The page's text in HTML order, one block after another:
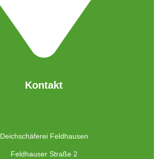
Kontakt
Deichschäferei Feldhausen
Feldhauser Straße 2